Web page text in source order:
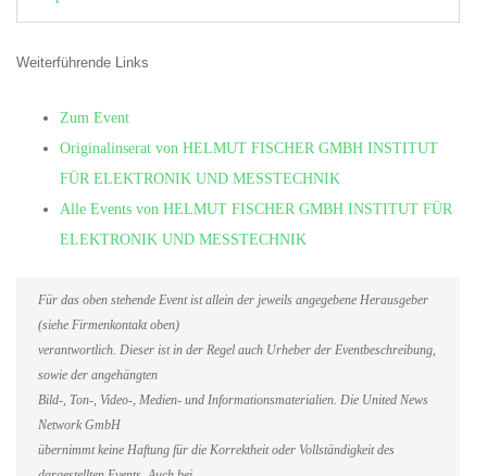
Weiterführende Links
Zum Event
Originalinserat von HELMUT FISCHER GMBH INSTITUT
FÜR ELEKTRONIK UND MESSTECHNIK
Alle Events von HELMUT FISCHER GMBH INSTITUT FÜR
ELEKTRONIK UND MESSTECHNIK
Für das oben stehende Event ist allein der jeweils angegebene Herausgeber
(siehe Firmenkontakt oben)
verantwortlich. Dieser ist in der Regel auch Urheber der Eventbeschreibung,
sowie der angehängten
Bild-, Ton-, Video-, Medien- und Informationsmaterialien. Die United News
Network GmbH
übernimmt keine Haftung für die Korrektheit oder Vollständigkeit des